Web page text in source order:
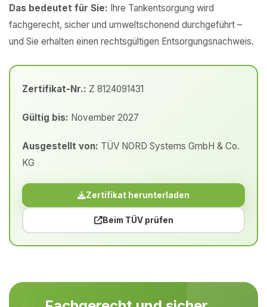
Das bedeutet für Sie: Ihre Tankentsorgung wird
fachgerecht, sicher und umweltschonend durchgeführt –
und Sie erhalten einen rechtsgültigen Entsorgungsnachweis.
Zertifikat-Nr.: Z 8124091431
Gültig bis: November 2027
Ausgestellt von: TÜV NORD Systems GmbH & Co.
KG
Zertifikat herunterladen
Beim TÜV prüfen